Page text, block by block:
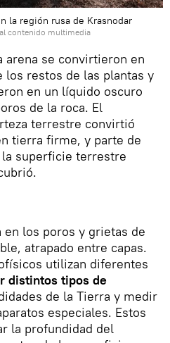
la región rusa de Krasnodar
contenido multimedia
arena se convirtieron en
los restos de las plantas y
en un líquido oscuro
de la roca. El
terrestre convirtió
tierra firme, y parte de
superficie terrestre
los poros y grietas de
atrapado entre capas.
utilizan diferentes
distintos tipos de
de la Tierra y medir
especiales. Estos
la profundidad del